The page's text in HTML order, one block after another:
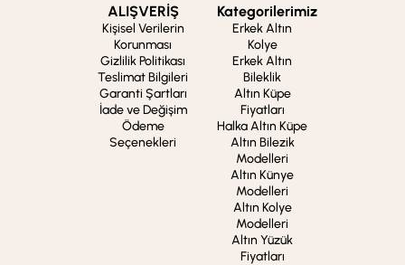
ALIŞVERİŞ
Kişisel Verilerin
Korunması
Gizlilik Politikası
Teslimat Bilgileri
Garanti Şartları
İade ve Değişim
Ödeme
Seçenekleri
Kategorilerimiz
Erkek Altın
Kolye
Erkek Altın
Bileklik
Altın Küpe
Fiyatları
Halka Altın Küpe
Altın Bilezik
Modelleri
Altın Künye
Modelleri
Altın Kolye
Modelleri
Altın Yüzük
Fiyatları